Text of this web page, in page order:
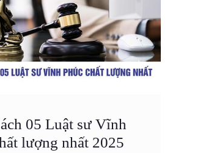
05 Luật sư Vĩnh
lượng nhất 2025